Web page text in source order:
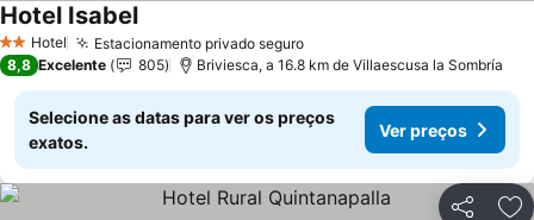
2 Estrelas
Hotel Estacionamento privado seguroVer preços
Hotel IsabelVer preços
8,8 Excelente 805 Briviesca, a 16.8 km de Villaescusa la Sombría
Selecione as datas para ver os preços
exatos.
Ver preços